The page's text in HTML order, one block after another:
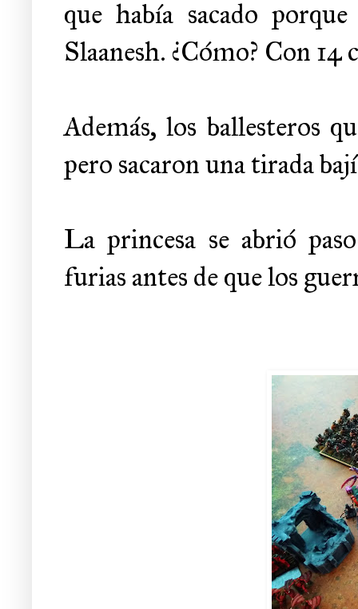
que había sacado
Slaanesh. ¿Cómo? Con
Además, los ballesteros
pero sacaron una tirada
La princesa se abrió
furias antes de que los